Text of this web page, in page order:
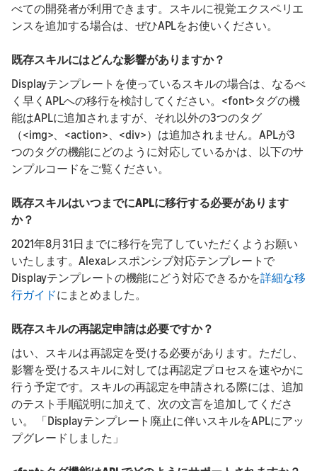
べての開発者が利用できます。スキルに視覚エクスペリエ
ンスを追加する場合は、ぜひAPLをお使いください。
既存スキルにはどんな影響がありますか？
Displayテンプレートを使っているスキルの場合は、なるべ
く早くAPLへの移行を検討してください。<font>タグの機
能はAPLに追加されますが、それ以外の3つのタグ
（<img>、<action>、<div>）は追加されません。APLが3
つのタグの機能にどのように対応しているかは、以下のサ
ンプルコードをご覧ください。
既存スキルはいつまでにAPLに移行する必要があります
か？
2021年8月31日までに移行を完了していただくようお願い
いたします。Alexaレスポンシブ対応テンプレートで
Displayテンプレートの機能にどう対応できるかを詳細な移
行ガイドにまとめました。
既存スキルの再認定申請は必要ですか？
はい、スキルは再認定を受ける必要があります。ただし、
影響を受けるスキルに対しては再認定プロセスを速やかに
行う予定です。スキルの再認定を申請される際には、追加
のテスト手順説明に加えて、次の文言を追加してくださ
い。 「Displayテンプレート廃止に伴いスキルをAPLにアッ
プグレードしました」